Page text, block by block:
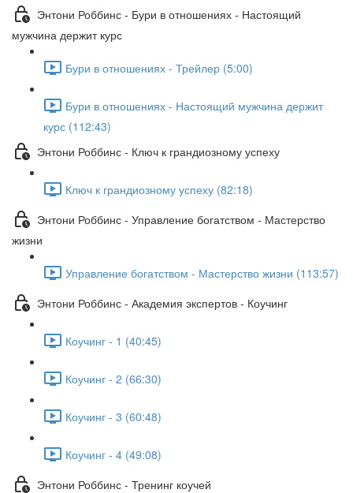
Энтони Роббинс - Бури в отношениях - Настоящий
мужчина держит курс
Бури в отношениях - Трейлер (5:00)
Бури в отношениях - Настоящий мужчина держит
курс (112:43)
Энтони Роббинс - Ключ к грандиозному успеху
Ключ к грандиозному успеху (82:18)
Энтони Роббинс - Управление богатством - Мастерство
жизни
Управление богатством - Мастерство жизни (113:57)
Энтони Роббинс - Академия экспертов - Коучинг
Коучинг - 1 (40:45)
Коучинг - 2 (66:30)
Коучинг - 3 (60:48)
Коучинг - 4 (49:08)
Энтони Роббинс - Тренинг коучей